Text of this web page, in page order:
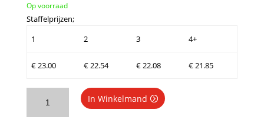
Op voorraad
Staffelprijzen;
1
2 3 4+
€23.00 €22.54 €22.08 €21.85
Handdoekrek
enkel
In Winkelmand